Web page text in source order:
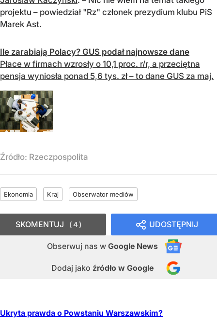
projektu – powiedział "Rz" członek prezydium klubu PiS
Marek Ast.
Ile zarabiają Polacy? GUS podał najnowsze dane
Płace w firmach wzrosły o 10,1 proc. r/r, a przeciętna
pensja wyniosła ponad 5,6 tys. zł – to dane GUS za maj.
Źródło: Rzeczpospolita
Ekonomia Kraj Obserwator mediów
UDOSTĘPNIJ
Obserwuj nas w Google News
Dodaj jako źródło w Google
SKOMENTUJ 4
Ukryta prawda o Powstaniu Warszawskim?